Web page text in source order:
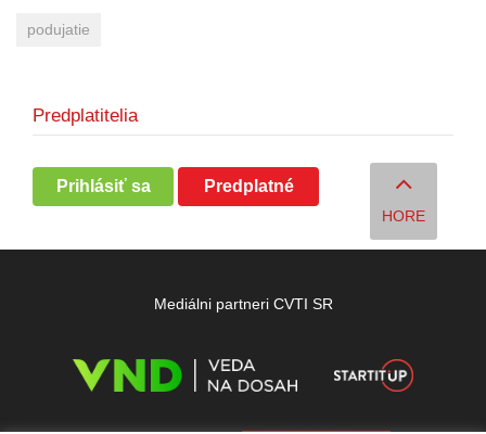
podujatie
Predplatitelia
Prihlásiť sa Predplatné
HORE
Mediálni partneri CVTI SR